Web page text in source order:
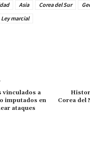
Asia Corea del Sur
Ley marcial
vinculados a
imputados en
ataques
Corea del